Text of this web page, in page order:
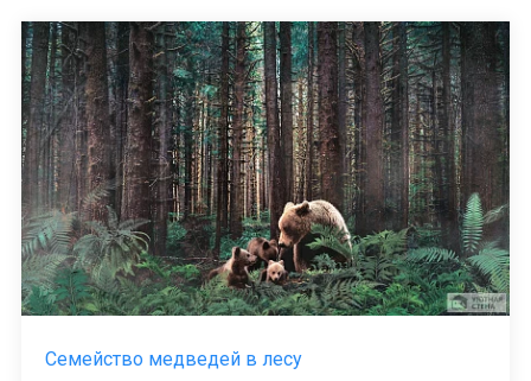
Семейство медведей в лесу